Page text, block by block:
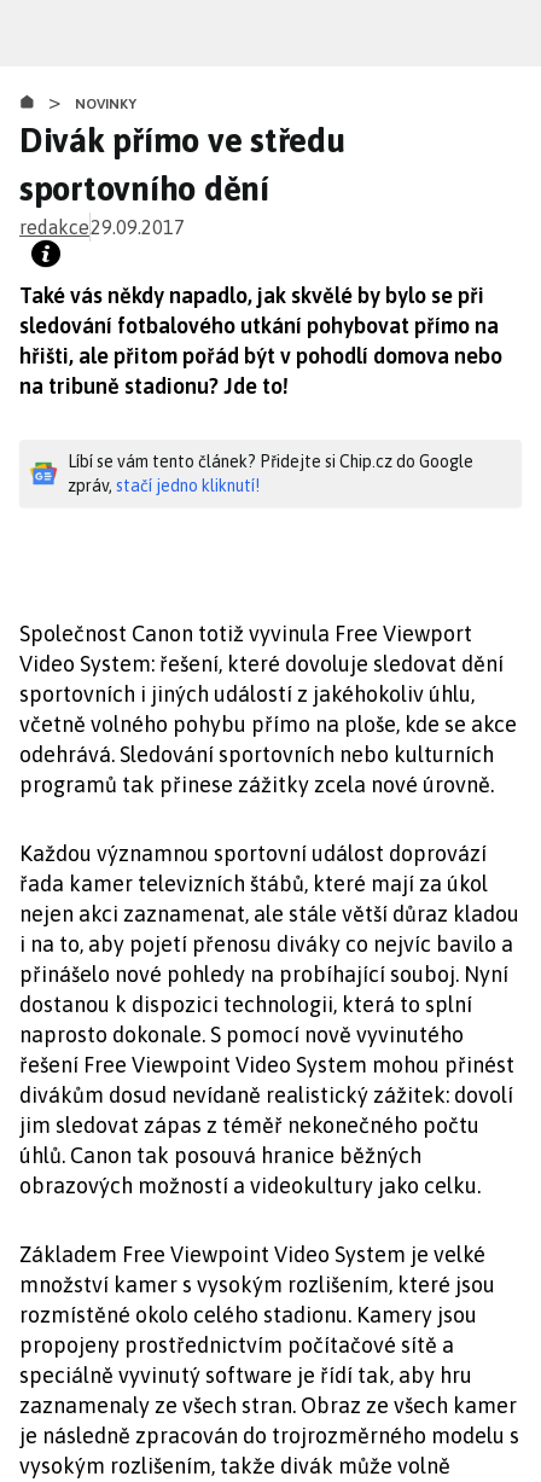
obsahu
> NOVINKY
Divák přímo ve středu
sportovního dění
redakce29.09.2017
Také vás někdy napadlo, jak skvělé by bylo se při
sledování fotbalového utkání pohybovat přímo na
hřišti, ale přitom pořád být v pohodlí domova nebo
na tribuně stadionu? Jde to!
Líbí se vám tento článek? Přidejte si Chip.cz do Google
zpráv, stačí jedno kliknutí!
Společnost Canon totiž vyvinula Free Viewport
Video System: řešení, které dovoluje sledovat dění
sportovních i jiných událostí z jakéhokoliv úhlu,
včetně volného pohybu přímo na ploše, kde se akce
odehrává. Sledování sportovních nebo kulturních
programů tak přinese zážitky zcela nové úrovně.
Každou významnou sportovní událost doprovází
řada kamer televizních štábů, které mají za úkol
nejen akci zaznamenat, ale stále větší důraz kladou
i na to, aby pojetí přenosu diváky co nejvíc bavilo a
přinášelo nové pohledy na probíhající souboj. Nyní
dostanou k dispozici technologii, která to splní
naprosto dokonale. S pomocí nově vyvinutého
řešení Free Viewpoint Video System mohou přinést
divákům dosud nevídaně realistický zážitek: dovolí
jim sledovat zápas z téměř nekonečného počtu
úhlů. Canon tak posouvá hranice běžných
obrazových možností a videokultury jako celku.
Základem Free Viewpoint Video System je velké
množství kamer s vysokým rozlišením, které jsou
rozmístěné okolo celého stadionu. Kamery jsou
propojeny prostřednictvím počítačové sítě a
speciálně vyvinutý software je řídí tak, aby hru
zaznamenaly ze všech stran. Obraz ze všech kamer
je následně zpracován do trojrozměrného modelu s
vysokým rozlišením, takže divák může volně